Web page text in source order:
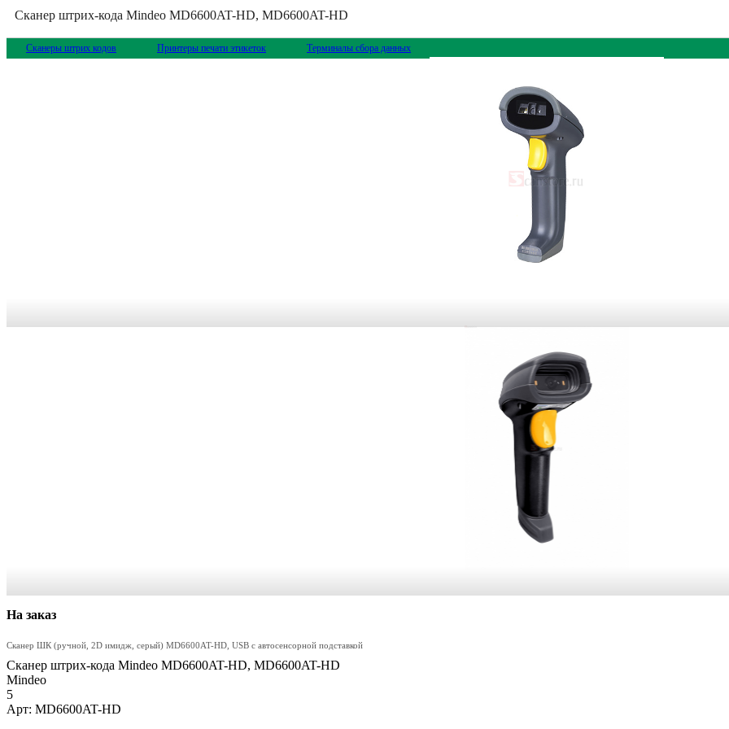
Сканер штрих-кода Mindeo MD6600AT-HD, MD6600AT-HD
Сканеры штрих кодов Принтеры печати этикеток Терминалы сбора данных
На заказ
Сканер ШК (ручной, 2D имидж, серый) MD6600AT-HD, USB с автосенсорной подставкой
Сканер штрих-кода Mindeo MD6600AT-HD, MD6600AT-HD
Mindeo
5
Арт: MD6600AT-HD